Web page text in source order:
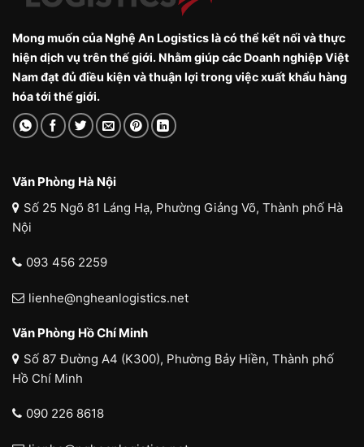
Mong muốn của Nghệ An Logistics là có thể kết nối và thực
hiện dịch vụ trên thế giới. Nhằm giúp các Doanh nghiệp Việt
Nam đạt đủ điều kiện và thuận lợi trong việc xuất khẩu hàng
hóa tới thế giới.
Văn Phòng Hà Nội
Số 25 Ngõ 81 Láng Hạ, Phường Giảng Võ, Thành phố Hà
Nội
093 456 2259
lienhe@ngheanlogistics.net
Văn Phòng Hồ Chí Minh
Số 87 Đường A4 (K300), Phường Bảy Hiền, Thành phố
Hồ Chí Minh
090 226 8618